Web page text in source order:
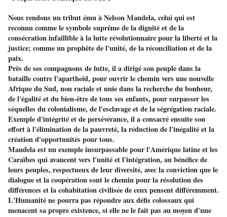
Nous rendons un tribut ému à Nelson Mandela, celui qui est
reconnu comme le symbole suprême de la dignité et de la
consécration infaillible à la lutte révolutionnaire pour la liberté et la
justice; comme un prophète de l'unité, de la réconciliation et de la
paix.
Près de ses compagnons de lutte, il a dirigé son peuple dans la
bataille contre l'apartheid, pour ouvrir le chemin vers une nouvelle
Afrique du Sud, non raciale et unie dans la recherche du bonheur,
de l'égalité et du bien-être de tous ses enfants, pour surpasser les
séquelles du colonialisme, de l'esclavage et de la ségrégation raciale.
Exemple d'intégrité et de persévérance, il a consacré ensuite son
effort à l'élimination de la pauvreté, la réduction de l'inégalité et la
création d'opportunités pour tous.
Mandela est un exemple insurpassable pour l'Amérique latine et les
Caraïbes qui avancent vers l'unité et l'intégration, au bénéfice de
leurs peuples, respectueux de leur diversité, avec la conviction que le
dialogue et la coopération sont le chemin pour la résolution des
différences et la cohabitation civilisée de ceux pensent différemment.
L'Humanité ne pourra pas répondre aux défis colossaux qui
menacent sa propre existence, si elle ne le fait pas au moyen d'une